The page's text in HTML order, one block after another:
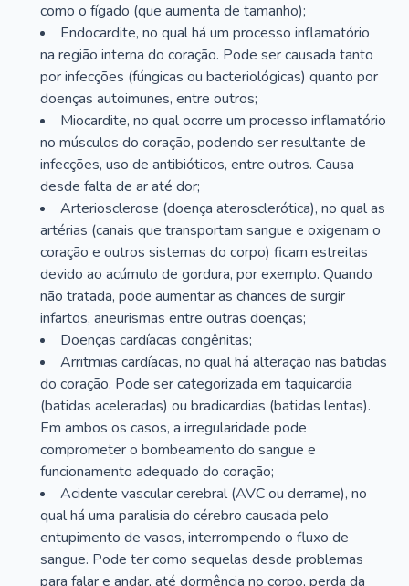
como o fígado (que aumenta de tamanho);
Endocardite, no qual há um processo inflamatório
na região interna do coração. Pode ser causada tanto
por infecções (fúngicas ou bacteriológicas) quanto por
doenças autoimunes, entre outros;
Miocardite, no qual ocorre um processo inflamatório
no músculos do coração, podendo ser resultante de
infecções, uso de antibióticos, entre outros. Causa
desde falta de ar até dor;
Arteriosclerose (doença aterosclerótica), no qual as
artérias (canais que transportam sangue e oxigenam o
coração e outros sistemas do corpo) ficam estreitas
devido ao acúmulo de gordura, por exemplo. Quando
não tratada, pode aumentar as chances de surgir
infartos, aneurismas entre outras doenças;
Doenças cardíacas congênitas;
Arritmias cardíacas, no qual há alteração nas batidas
do coração. Pode ser categorizada em taquicardia
(batidas aceleradas) ou bradicardias (batidas lentas).
Em ambos os casos, a irregularidade pode
comprometer o bombeamento do sangue e
funcionamento adequado do coração;
Acidente vascular cerebral (AVC ou derrame), no
qual há uma paralisia do cérebro causada pelo
entupimento de vasos, interrompendo o fluxo de
sangue. Pode ter como sequelas desde problemas
para falar e andar, até dormência no corpo, perda da